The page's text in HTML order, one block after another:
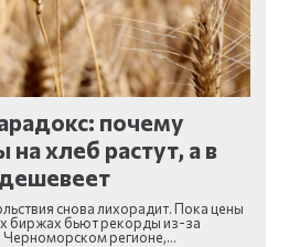
почему
хлеб растут, а в
снова лихорадит. Пока цены
биржах бьют рекорды из-за
Черноморском регионе,…